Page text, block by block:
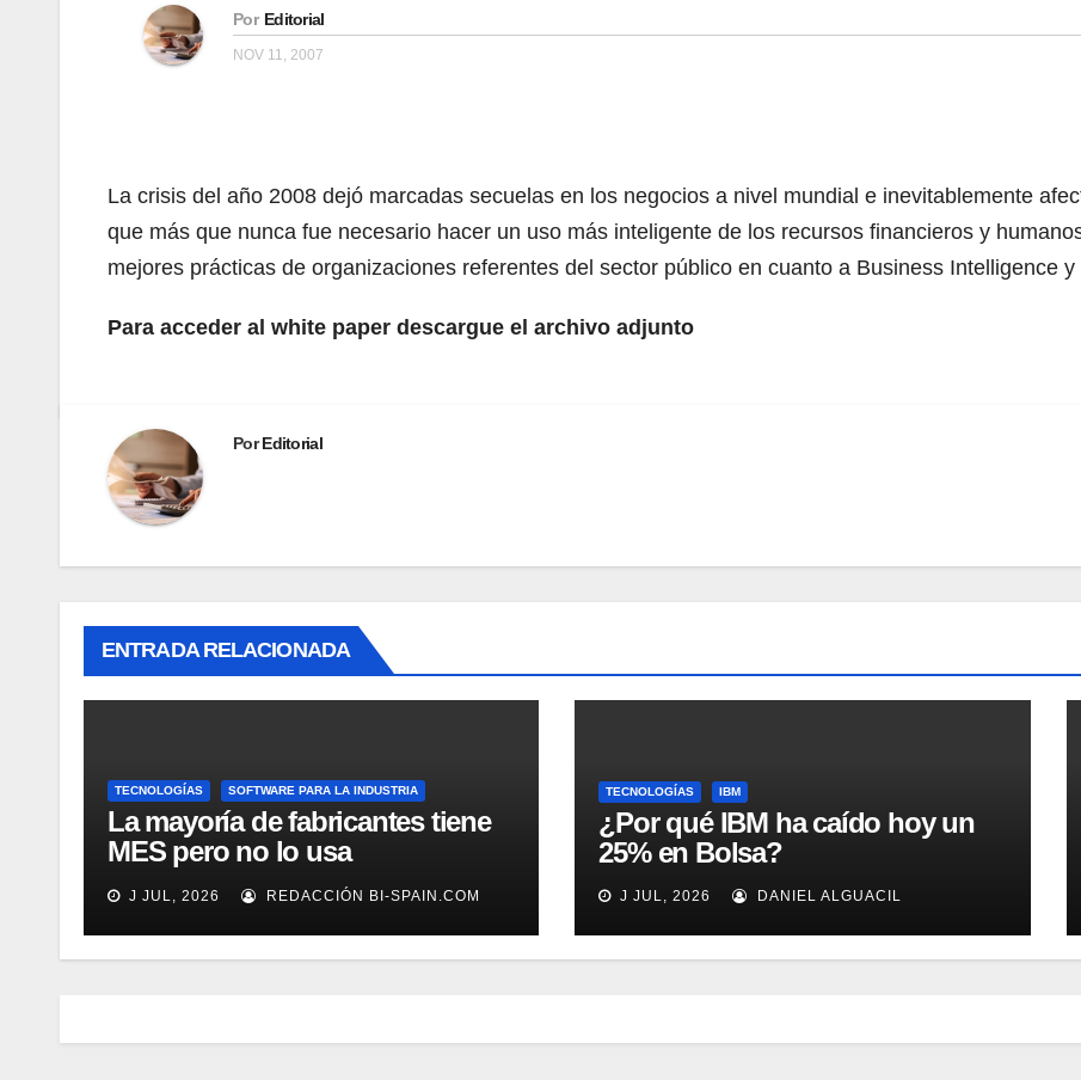
Por Editorial
NOV 11, 2007
La crisis del año 2008 dejó marcadas secuelas en los negocios a nivel mundial e inevitablemente
que más que nunca fue necesario hacer un uso más inteligente de los recursos financieros y
mejores prácticas de organizaciones referentes del sector público en cuanto a Business Intelligence
Para acceder al white paper descargue el archivo adjunto
PorEditorial
ENTRADA RELACIONADA
TECNOLOGÍAS SOFTWARE PARA LA INDUSTRIA
La mayoría de fabricantes tiene
MES pero no lo usa
adecuadamente, según Rockwell
Automation
J JUL, 2026 REDACCIÓN BI-SPAIN.COM
TECNOLOGÍAS IBM
¿Por qué IBM ha caído hoy un
25% en Bolsa?
J JUL, 2026 DANIEL ALGUACIL